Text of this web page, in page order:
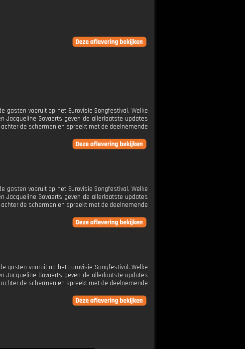
gasten vooruit op het Eurovisie Songfestival. Welke
Jacqueline Govaerts geven de allerlaatste updates
de schermen en spreekt met de deelnemende
gasten vooruit op het Eurovisie Songfestival. Welke
Jacqueline Govaerts geven de allerlaatste updates
de schermen en spreekt met de deelnemende
gasten vooruit op het Eurovisie Songfestival. Welke
Jacqueline Govaerts geven de allerlaatste updates
de schermen en spreekt met de deelnemende